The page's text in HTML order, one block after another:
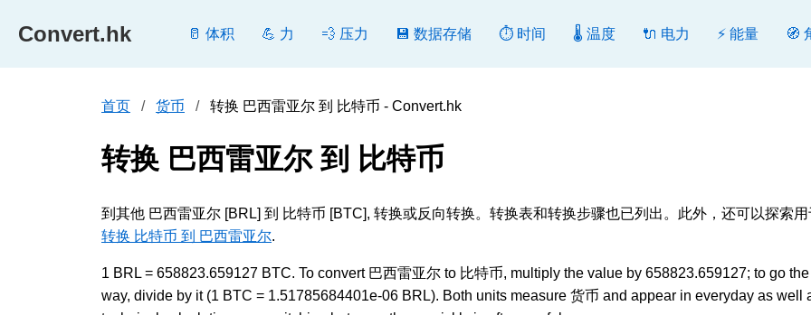
Convert.hk 🥛 体积 💪 力 💨 压力 💾 数据存储 ⏱️ 时间 🌡️ 温度 🔌 电力 ⚡ 能量 🧭
首页 货币 转换 巴西雷亚尔 到 比特币 - Convert.hk
转换 巴西雷亚尔 到 比特币
到其他 巴西雷亚尔 [BRL] 到 比特币 [BTC], 转换或反向转换。转换表和转换步骤也已列出。此外，还可以探索
转换 比特币 到 巴西雷亚尔.
1 BRL = 658823.659127 BTC. To convert 巴西雷亚尔 to 比特币, multiply the value by 658823.659127; to go
way, divide by it (1 BTC = 1.51785684401e-06 BRL). Both units measure 货币 and appear in everyday as well